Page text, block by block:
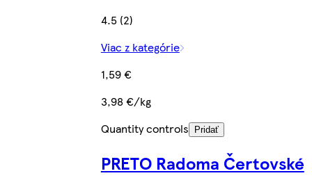
4.5 (2)
Viac z kategórie
1,59 €
3,98 €/kg
Quantity controls
Pridať
PRETO Radoma Čertovské